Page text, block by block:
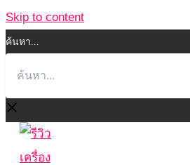
Skip to content
ค้นหา...